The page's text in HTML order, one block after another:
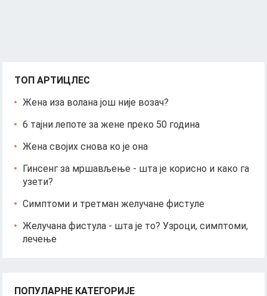
ТОП АРТИЦЛЕС
Жена иза волана још није возач?
6 тајни лепоте за жене преко 50 година
Жена својих снова ко је она
Гинсенг за мршављење - шта је корисно и како га
узети?
Симптоми и третман желучане фистуле
Желучана фистула - шта је то? Узроци, симптоми,
лечење
ПОПУЛАРНЕ КАТЕГОРИЈЕ